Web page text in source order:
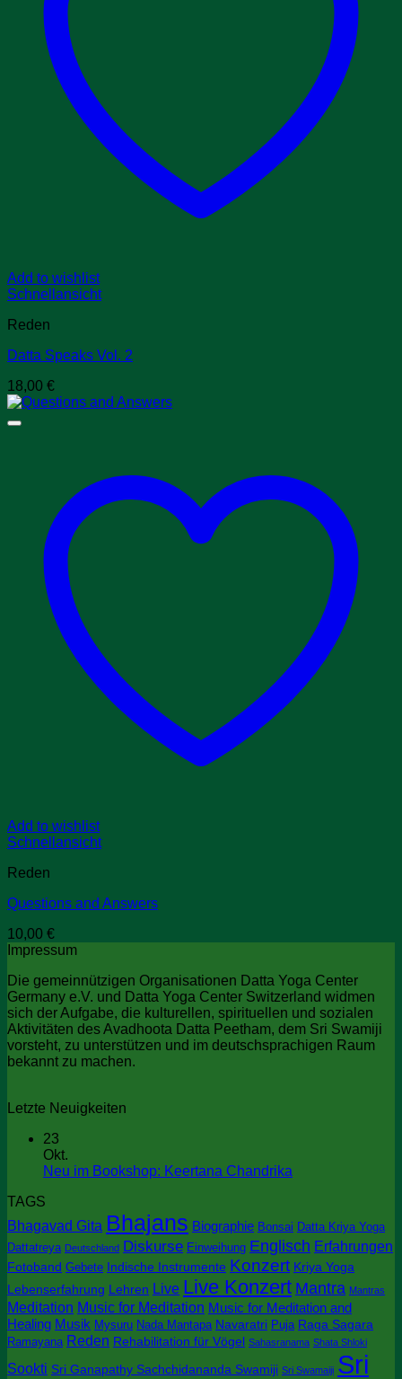
Add to wishlist
Schnellansicht
Reden
Datta Speaks Vol. 2
18,00 €
Add to wishlist
Schnellansicht
Reden
Questions and Answers
10,00 €
Impressum
Die gemeinnützigen Organisationen Datta Yoga Center
Germany e.V. und Datta Yoga Center Switzerland widmen
sich der Aufgabe, die kulturellen, spirituellen und sozialen
Aktivitäten des Avadhoota Datta Peetham, dem Sri Swamiji
vorsteht, zu unterstützen und im deutschsprachigen Raum
bekannt zu machen.
Letzte Neuigkeiten
23
Okt.
Neu im Bookshop: Keertana Chandrika
im
Bookshop:
Keertana
Chandrika
TAGS
Bhagavad Gita Bhajans Biographie Bonsai Datta Kriya Yoga
Dattatreya Deutschland Diskurse Einweihung Englisch Erfahrungen
Fotoband Gebete Indische Instrumente Konzert Kriya Yoga
Lebenserfahrung Lehren Live Live Konzert Mantra Mantras
Meditation Music for Meditation Music for Meditation and
Healing Musik Mysuru Nada Mantapa Navaratri Puja Raga Sagara
Ramayana Reden Rehabilitation für Vögel Sahasranama Shata Shloki
Sookti Sri Ganapathy Sachchidananda Swamiji Sri Swamaiji Sri